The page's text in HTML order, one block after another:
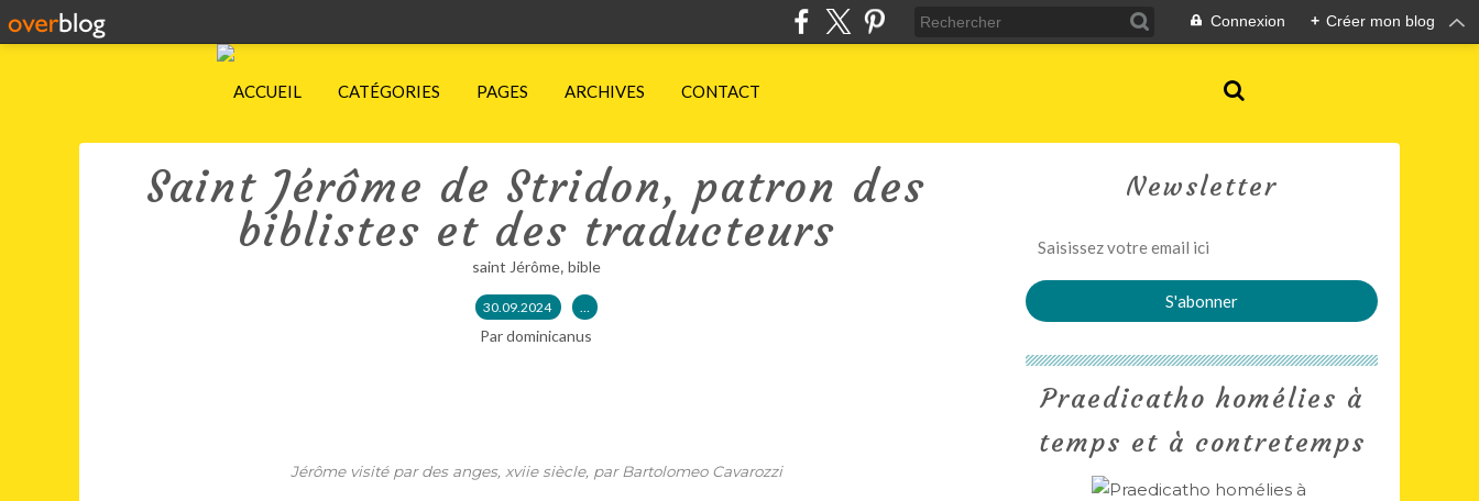
Connexion + Créer mon blog
ACCUEIL CATÉGORIES PAGES ARCHIVES CONTACT
Saint Jérôme de Stridon, patron des
biblistes et des traducteurs
saint Jérôme, bible
30.09.2024 …
Par dominicanus
Jérôme visité par des anges, xviie siècle, par Bartolomeo Cavarozzi
Newsletter
Praedicatho homélies à
temps et à contretemps